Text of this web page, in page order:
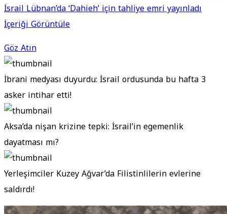
İsrail Lübnan’da ‘Dahieh’ için tahliye emri yayınladı
İçeriği Görüntüle
Göz Atın
İbrani medyası duyurdu: İsrail ordusunda bu hafta 3
asker intihar etti!
Aksa’da nişan krizine tepki: İsrail’in egemenlik
dayatması mı?
Yerleşimciler Kuzey Ağvar’da Filistinlilerin evlerine
saldırdı!